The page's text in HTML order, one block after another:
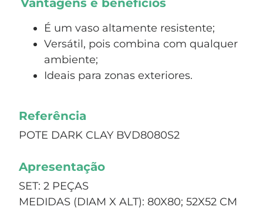
É um vaso altamente resistente;
Versátil, pois combina com qualquer
ambiente;
Ideais para zonas exteriores.
Referência
POTE DARK CLAY BVD8080S2
Apresentação
SET: 2 PEÇAS
MEDIDAS (DIAM X ALT): 80X80; 52X52 CM